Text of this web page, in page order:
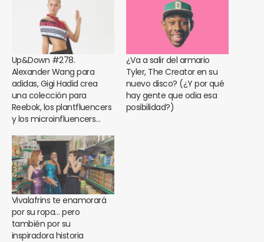
Up&Down #278.
Alexander Wang para
adidas, Gigi Hadid crea
una colección para
Reebok, los plantfluencers
y los microinfluencers…
¿Va a salir del armario
Tyler, The Creator en su
nuevo disco? (¿Y por qué
hay gente que odia esa
posibilidad?)
Vivalafrins te enamorará
por su ropa… pero
también por su
inspiradora historia